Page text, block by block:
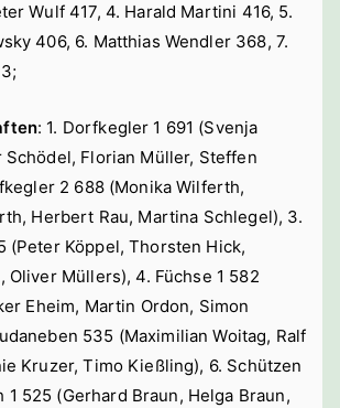
Wulf 417, 4. Harald Martini 416, 5.
406, 6. Matthias Wendler 368, 7.
: 1. Dorfkegler 1 691 (Svenja
Schödel, Florian Müller, Steffen
2 688 (Monika Wilferth,
Herbert Rau, Martina Schlegel), 3.
(Peter Köppel, Thorsten Hick,
Oliver Müllers), 4. Füchse 1 582
Eheim, Martin Ordon, Simon
535 (Maximilian Woitag, Ralf
Kruzer, Timo Kießling), 6. Schützen
1 525 (Gerhard Braun, Helga Braun,